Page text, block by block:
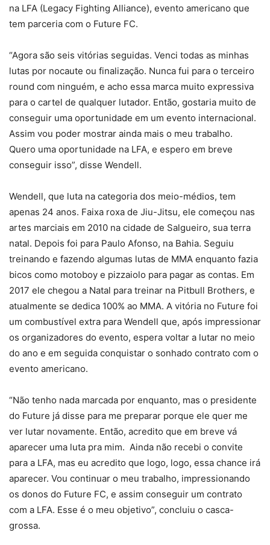
na LFA (Legacy Fighting Alliance), evento americano que
tem parceria com o Future FC.
“Agora são seis vitórias seguidas. Venci todas as minhas
lutas por nocaute ou finalização. Nunca fui para o terceiro
round com ninguém, e acho essa marca muito expressiva
para o cartel de qualquer lutador. Então, gostaria muito de
conseguir uma oportunidade em um evento internacional.
Assim vou poder mostrar ainda mais o meu trabalho.
Quero uma oportunidade na LFA, e espero em breve
conseguir isso”, disse Wendell.
Wendell, que luta na categoria dos meio-médios, tem
apenas 24 anos. Faixa roxa de Jiu-Jitsu, ele começou nas
artes marciais em 2010 na cidade de Salgueiro, sua terra
natal. Depois foi para Paulo Afonso, na Bahia. Seguiu
treinando e fazendo algumas lutas de MMA enquanto fazia
bicos como motoboy e pizzaiolo para pagar as contas. Em
2017 ele chegou a Natal para treinar na Pitbull Brothers, e
atualmente se dedica 100% ao MMA. A vitória no Future foi
um combustível extra para Wendell que, após impressionar
os organizadores do evento, espera voltar a lutar no meio
do ano e em seguida conquistar o sonhado contrato com o
evento americano.
“Não tenho nada marcada por enquanto, mas o presidente
do Future já disse para me preparar porque ele quer me
ver lutar novamente. Então, acredito que em breve vá
aparecer uma luta pra mim. Ainda não recebi o convite
para a LFA, mas eu acredito que logo, logo, essa chance irá
aparecer. Vou continuar o meu trabalho, impressionando
os donos do Future FC, e assim conseguir um contrato
com a LFA. Esse é o meu objetivo”, concluiu o casca-
grossa.